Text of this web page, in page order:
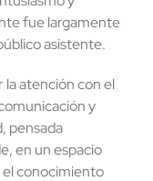
fue largamente
asistente.
la atención con el
y
pensada
en un espacio
conocimiento